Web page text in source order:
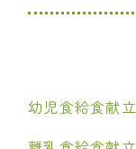
幼児食給食献立